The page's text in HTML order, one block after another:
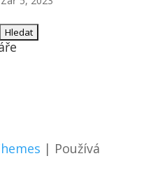
| Používá